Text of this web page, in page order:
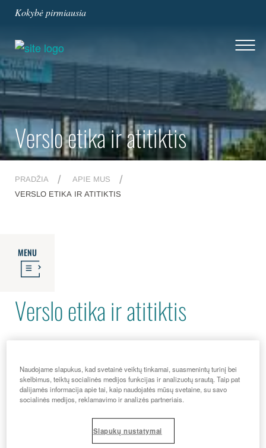
Kokybė pirmiausia
Verslo etika ir atitiktis
PRADŽIA
APIE MUS
VERSLO ETIKA IR ATITIKTIS
MENU
Verslo etika ir atitiktis
Mūsų veiklos pagrindas –
sąžiningumas ir etika.
„MENARINI Group“ elgesio kodeksas išreiškia
Naudojame slapukus, kad svetainė veiktų tinkamai, suasmenintų turinį bei
skelbimus, teiktų socialinės medijos funkcijas ir analizuotų srautą. Taip pat
dalijamės informacija apie tai, kaip naudojatės mūsų svetaine, su savo
socialinės medijos, reklamavimo ir analizės partneriais.
Slapukų nustatymai